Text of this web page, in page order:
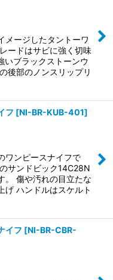
メージしたタントーワ
ードはサビに強く切味
ブラックストーンウ
後部のノンスリップリ
フ [NI-BR-KUB-401]
ワンピースナイフで
サンドビック14C28N
。 傷や汚れの目立たな
げ ハンドルはスケルト
イフ [NI-BR-CBR-